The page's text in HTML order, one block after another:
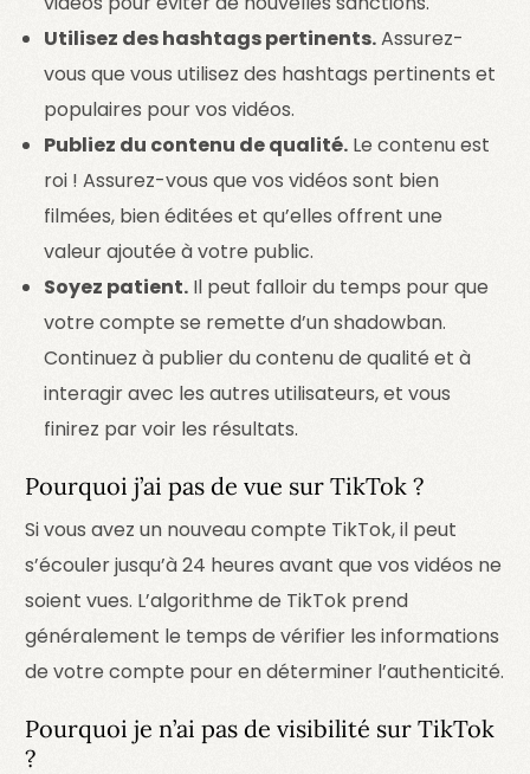
Utilisez des hashtags pertinents.Assurez-
vous que vous utilisez des hashtags pertinents et
populaires pour vos vidéos.
Publiez du contenu de qualité. Le contenu est
roi ! Assurez-vous que vos vidéos sont bien
filmées, bien éditées et qu’elles offrent une
valeur ajoutée à votre public.
Soyez patient. Il peut falloir du temps pour que
votre compte se remette d’un shadowban.
Continuez à publier du contenu de qualité et à
interagir avec les autres utilisateurs, et vous
finirez par voir les résultats.
Pourquoi j’ai pas de vue sur TikTok ?
Si vous avez un nouveau compte TikTok, il peut
s’écouler jusqu’à 24 heures avant que vos vidéos ne
soient vues. L’algorithme de TikTok prend
généralement le temps de vérifier les informations
de votre compte pour en déterminer l’authenticité.
Pourquoi je n’ai pas de visibilité sur TikTok
?